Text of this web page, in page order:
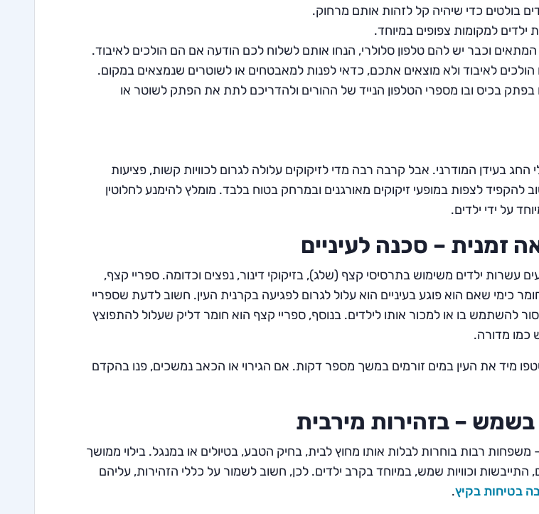
בולטים כדי שיהיה קל לזהות אותם מרחוק.
ילדים למקומות צפופים במיוחד.
וכבר יש להם טלפון סלולרי, הנחו אותם לשלוח לכם הודעה אם הם הולכים לאיבוד.
לאיבוד ולא מוצאים אתכם, כדאי לפנות למאבטחים או לשוטרים שנמצאים במקום.
בפתק בכיס ובו מספרי הטלפון הנייד של ההורים ולהדריכם לתת את הפתק לשוטר או
החג בעידן המודרני. אבל קרבה רבה מדי לזיקוקים עלולה לגרום לכוויות קשות, פציעות
להקפיד לצפות במופעי זיקוקים מאורגנים ובמרחק בטוח בלבד. מומלץ להימנע לחלוטין
על ידי ילדים.
זמנית – סכנה לעיניים
עשרות ילדים משימוש בתרסיסי קצף (שלג), בזיקוקי דינור, נפצים וכדומה. ספריי קצף,
כימי שאם הוא פוגע בעיניים הוא עלול לגרום לפגיעה בקרנית העין. חשוב לדעת שספריי
להשתמש בו או למכור אותו לילדים. בנוסף, ספריי קצף הוא חומר דליק שעלול להתפוצץ
כמו מדורה.
מיד את העין במים זורמים במשך מספר דקות. אם הגירוי או הכאב נמשכים, פנו בהקדם
בשמש – בזהירות מירבית
משפחות רבות בוחרות לבלות אותו מחוץ לבית, בחיק הטבע, בטיולים או במנגל. בילוי ממושך
וכוויות שמש, במיוחד בקרב ילדים. לכן, חשוב לשמור על כללי הזהירות, עליהם
בטיחות בקיץ.